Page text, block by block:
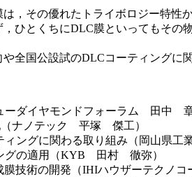
，その優れたトライボロジー特
ひとくちにDLC膜といってもそ
全国公設試のDLCコーティング
ーダイヤモンドフォーラム 田中 章
（ナノテック 平塚 傑工）
ィングに関わる取り組み（岡山県
グの適用（KYB 田村 徹弥）
膜技術の開発（IHIハウザーテクノ